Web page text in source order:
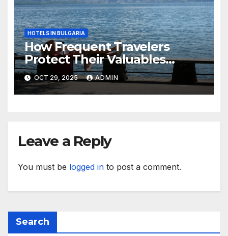
HOTELS IN BULGARIA
How Frequent Travelers
Protect Their Valuables
While Away
OCT 29, 2025 ADMIN
Leave a Reply
You must be logged in to post a comment.
Search